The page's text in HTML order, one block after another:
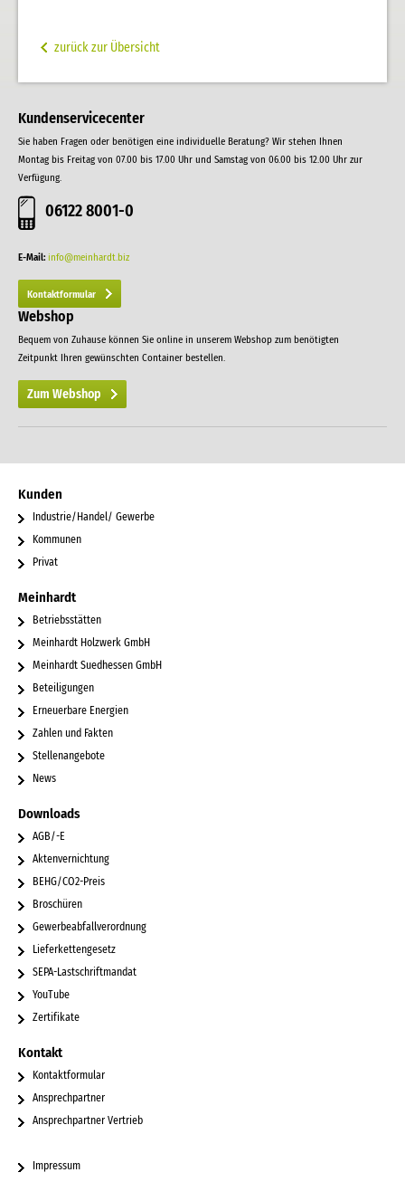
zurück zur Übersicht
Kundenservicecenter
Sie haben Fragen oder benötigen eine individuelle Beratung? Wir stehen Ihnen
Montag bis Freitag von 07.00 bis 17.00 Uhr und Samstag von 06.00 bis 12.00 Uhr zur
Verfügung.
06122 8001-0
E-Mail: info@meinhardt.biz
Kontaktformular
Webshop
Bequem von Zuhause können Sie online in unserem Webshop zum benötigten
Zeitpunkt Ihren gewünschten Container bestellen.
Zum Webshop
Kunden
Industrie/Handel/ Gewerbe
Kommunen
Privat
Meinhardt
Betriebsstätten
Meinhardt Holzwerk GmbH
Meinhardt Suedhessen GmbH
Beteiligungen
Erneuerbare Energien
Zahlen und Fakten
Stellenangebote
News
Downloads
AGB/-E
Aktenvernichtung
BEHG/CO2-Preis
Broschüren
Gewerbeabfallverordnung
Lieferkettengesetz
SEPA-Lastschriftmandat
YouTube
Zertifikate
Kontakt
Kontaktformular
Ansprechpartner
Ansprechpartner Vertrieb
Impressum